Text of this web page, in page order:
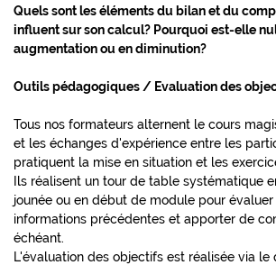
Quels sont les éléments du bilan et du
influent sur son calcul? Pourquoi est-elle
augmentation ou en diminution?
Outils pédagogiques / Evaluation des
Tous nos formateurs alternent le cours
et les échanges d'expérience entre les
pratiquent la mise en situation et les
Ils réalisent un tour de table systématique
jounée ou en début de module pour
informations précédentes et apporter de
échéant.
L'évaluation des objectifs est réalisée via le